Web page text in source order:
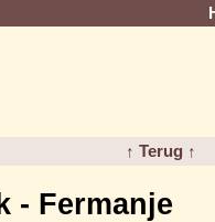
↑ Terug ↑
- Fermanje